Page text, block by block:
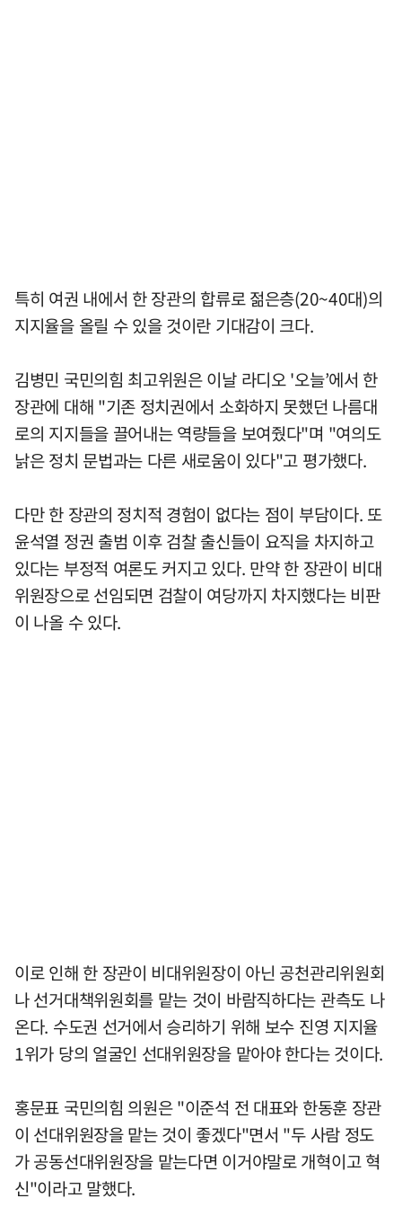
특히 여권 내에서 한 장관의 합류로 젊은층(20~40대)의
지지율을 올릴 수 있을 것이란 기대감이 크다.
김병민 국민의힘 최고위원은 이날 라디오 '오늘’에서 한
장관에 대해 "기존 정치권에서 소화하지 못했던 나름대
로의 지지들을 끌어내는 역량들을 보여줬다"며 "여의도
낡은 정치 문법과는 다른 새로움이 있다"고 평가했다.
다만 한 장관의 정치적 경험이 없다는 점이 부담이다. 또
윤석열 정권 출범 이후 검찰 출신들이 요직을 차지하고
있다는 부정적 여론도 커지고 있다. 만약 한 장관이 비대
위원장으로 선임되면 검찰이 여당까지 차지했다는 비판
이 나올 수 있다.
이로 인해 한 장관이 비대위원장이 아닌 공천관리위원회
나 선거대책위원회를 맡는 것이 바람직하다는 관측도 나
온다. 수도권 선거에서 승리하기 위해 보수 진영 지지율
1위가 당의 얼굴인 선대위원장을 맡아야 한다는 것이다.
홍문표 국민의힘 의원은 "이준석 전 대표와 한동훈 장관
이 선대위원장을 맡는 것이 좋겠다"면서 "두 사람 정도
가 공동선대위원장을 맡는다면 이거야말로 개혁이고 혁
신"이라고 말했다.